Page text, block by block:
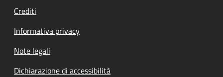
Crediti
Informativa privacy
Note legali
Dichiarazione di accessibilità